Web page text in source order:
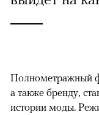
Полнометражный
а также бренду,
истории моды.